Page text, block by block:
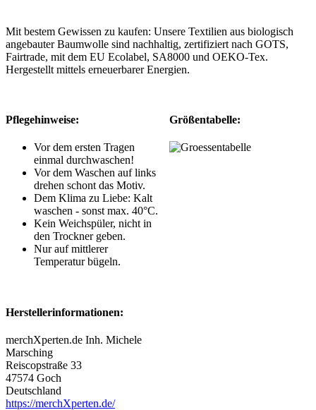
Mit bestem Gewissen zu kaufen: Unsere Textilien aus biologisch
angebauter Baumwolle sind nachhaltig, zertifiziert nach GOTS,
Fairtrade, mit dem EU Ecolabel, SA8000 und OEKO-Tex.
Hergestellt mittels erneuerbarer Energien.
Pflegehinweise:
Vor dem ersten Tragen
einmal durchwaschen!
Vor dem Waschen auf links
drehen schont das Motiv.
Dem Klima zu Liebe: Kalt
waschen - sonst max. 40°C.
Kein Weichspüler, nicht in
den Trockner geben.
Nur auf mittlerer
Temperatur bügeln.
Größentabelle:
Herstellerinformationen:
merchXperten.de Inh. Michele
Marsching
Reiscopstraße 33
47574 Goch
Deutschland
https://merchXperten.de/